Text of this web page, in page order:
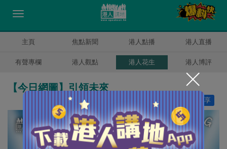
主頁 焦點新聞 港人點播 港人直播
有聲專欄 港人觀點 港人花生 港人博評
【今日網圖】引領未來
分享
讚好